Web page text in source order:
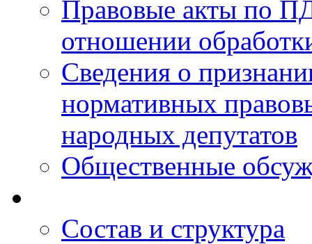
Правовые акты по
отношении
Сведения о
нормативных
народных депутатов
Общественные
Состав и структура